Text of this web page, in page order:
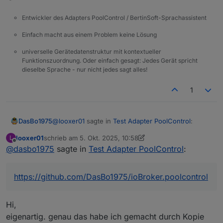
Entwickler des Adapters PoolControl / BertinSoft-Sprachassistent
Einfach macht aus einem Problem keine Lösung
universelle Gerätedatenstruktur mit kontextueller
Funktionszuordnung. Oder einfach gesagt: Jedes Gerät spricht
dieselbe Sprache - nur nicht jedes sagt alles!
1
DasBo1975@looxer01 sagte in Test Adapter PoolControl:
Hi,
freut mich, dass du den PoolControl-Adapter
Konzept – auch wenn noch nicht alles umgesetzt
L
Offline
looxer01schrieb am 5. Okt. 2025, 10:58
zuletzt editiert von looxer0110. Mai 2025, 13:00
@dasbo1975 sagte in Test Adapter PoolControl:
https://github.com/DasBo1975/ioBroker.poolcontrol
Hi,
eigenartig. genau das habe ich gemacht durch Kopie